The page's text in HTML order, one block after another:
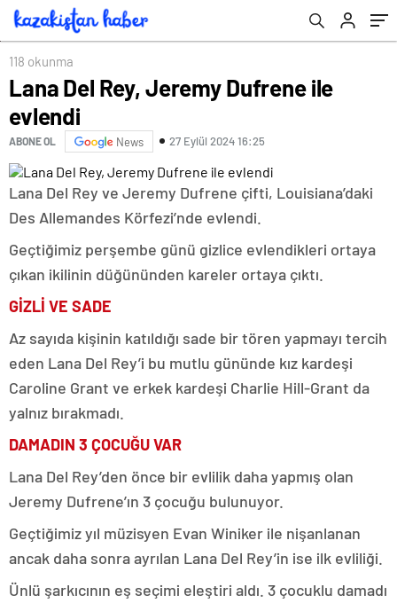
118 okunma
Lana Del Rey, Jeremy Dufrene ile
evlendi
ABONE OL News 27 Eylül 2024 16:25
Lana Del Rey ve Jeremy Dufrene çifti, Louisiana’daki
Des Allemandes Körfezi’nde evlendi.
Geçtiğimiz perşembe günü gizlice evlendikleri ortaya
çıkan ikilinin düğününden kareler ortaya çıktı.
GİZLİ VE SADE
Az sayıda kişinin katıldığı sade bir tören yapmayı tercih
eden Lana Del Rey’i bu mutlu gününde kız kardeşi
Caroline Grant ve erkek kardeşi Charlie Hill-Grant da
yalnız bırakmadı.
DAMADIN 3 ÇOCUĞU VAR
Lana Del Rey’den önce bir evlilik daha yapmış olan
Jeremy Dufrene’ın 3 çocuğu bulunuyor.
Geçtiğimiz yıl müzisyen Evan Winiker ile nişanlanan
ancak daha sonra ayrılan Lana Del Rey’in ise ilk evliliği.
Ünlü şarkıcının eş seçimi eleştiri aldı. 3 çocuklu damadı